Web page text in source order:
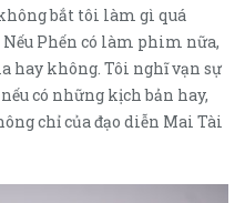
bắt tôi làm gì quá
Phến có làm phim nữa,
hay không. Tôi nghĩ vạn sự
có những kịch bản hay,
chỉ của đạo diễn Mai Tài